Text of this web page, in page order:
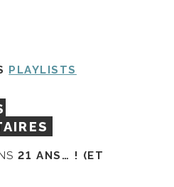
PLAYLISTS
21 ANS… ! (ET